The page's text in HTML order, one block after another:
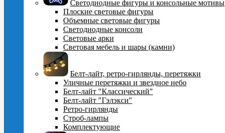
Cветодиодные фигуры и консольные мотивы
Плоские световые фигуры
Объемные световые фигуры
Светодиодные консоли
Световые арки
Световая мебель и шары (камни)
Белт-лайт, ретро-гирлянды, перетяжки
Уличные перетяжки и звездное небо
Белт-лайт "Классический"
Белт-лайт "Гэлэкси"
Ретро-гирлянды
Строб-лампы
Комплектующие